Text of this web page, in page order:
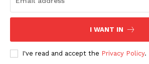
I WANT IN
I've read and accept the Privacy Policy.